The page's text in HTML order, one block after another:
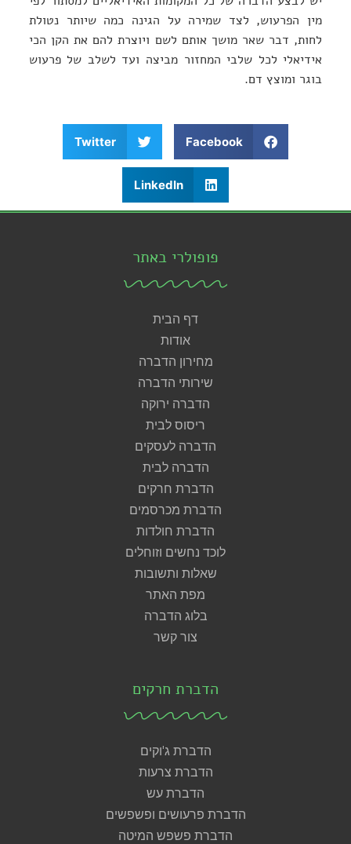
מין הפרעוש, לצד שמירה על הגינה כמה שיותר נטולת
לחות, דבר שאר מושך אותם לשם ויוצרת להם את הקן הכי
אידיאלי לכל שלבי המחזור מביצה ועד לשלב של פרעוש
בוגר ומוצץ דם.
Facebook
Twitter
LinkedIn
פופולרי באתר
דף הבית
אודות
מחירון הדברה
שירותי הדברה
הדברה ירוקה
ריסוס לבית
הדברה לעסקים
הדברה לבית
הדברת חרקים
הדברת מכרסמים
הדברת חולדות
לוכד נחשים וזוחלים
שאלות ותשובות
מפת האתר
בלוג הדברה
צור קשר
הדברת חרקים
הדברת ג'וקים
הדברת צרעות
הדברת עש
הדברת פרעושים ופשפשים
הדברת פשפש המיטה